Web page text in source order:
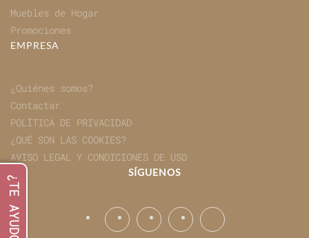
Muebles de Hogar
Promociones
EMPRESA
¿Quiénes somos?
Contactar
POLÍTICA DE PRIVACIDAD
¿QUÉ SON LAS COOKIES?
AVISO LEGAL Y CONDICIONES DE USO
SÍGUENOS